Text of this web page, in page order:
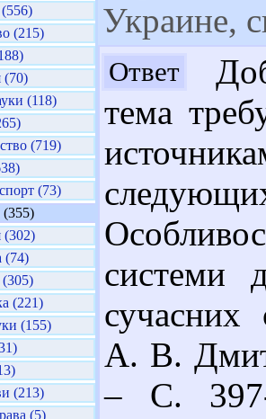
(215)
(70)
(118)
(719)
(73)
(355)
(302)
(74)
(305)
(221)
(155)
(213)
(5)
Украине,
Ответ
тема
системи
сучасних
А. В.
– С.